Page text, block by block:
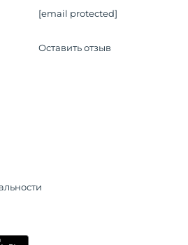
[email protected]
Оставить отзыв